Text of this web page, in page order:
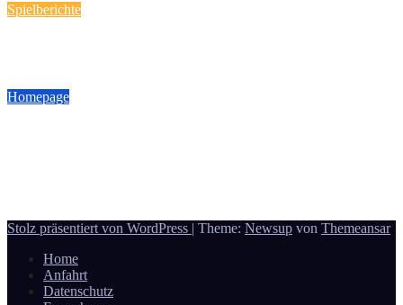
Spielberichte
Homepage
Stolz präsentiert von WordPress
Theme: Newsup von Themeansar
Home
Anfahrt
Datenschutz